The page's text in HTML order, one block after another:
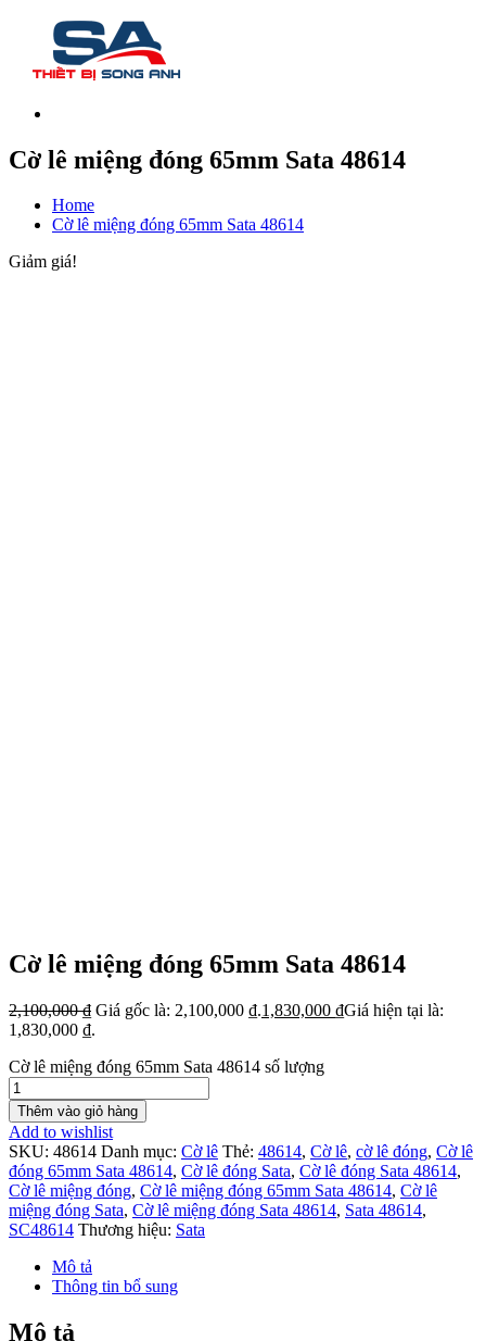
Cờ lê miệng đóng 65mm Sata 48614
Home
Cờ lê miệng đóng 65mm Sata 48614
Giảm giá!
Cờ lê miệng đóng 65mm Sata 48614
2,100,000₫ Giá gốc là: 2,100,000 ₫.1,830,000 ₫Giá hiện tại là:
1,830,000 ₫.
Cờ lê miệng đóng 65mm Sata 48614 số lượng
Thêm vào giỏ hàng
Add to wishlist
SKU: 48614 Danh mục: Cờ lê Thẻ: 48614, Cờ lê, cờ lê đóng, Cờ lê
đóng 65mm Sata 48614, Cờ lê đóng Sata, Cờ lê đóng Sata 48614,
Cờ lê miệng đóng, Cờ lê miệng đóng 65mm Sata 48614, Cờ lê
miệng đóng Sata, Cờ lê miệng đóng Sata 48614, Sata 48614,
SC48614 Thương hiệu: Sata
Mô tả
Thông tin bổ sung
Mô tả